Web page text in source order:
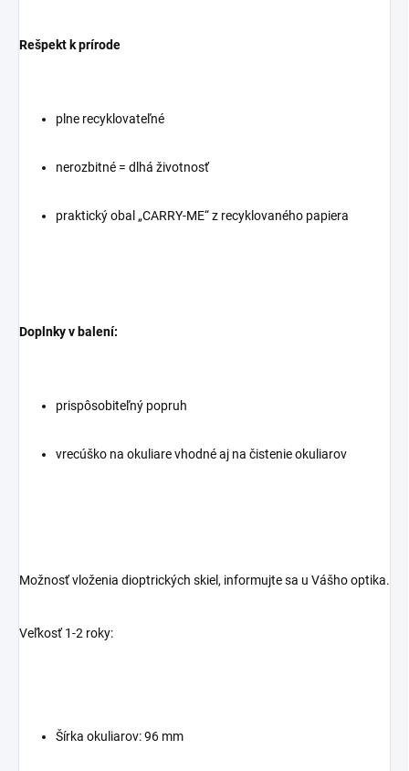
Rešpekt k prírode
plne recyklovateľné
nerozbitné = dlhá životnosť
praktický obal „CARRY-ME“ z recyklovaného papiera
Doplnky v balení:
prispôsobiteľný popruh
vrecúško na okuliare vhodné aj na čistenie okuliarov
Možnosť vloženia dioptrických skiel, informujte sa u Vášho optika.
Veľkosť 1-2 roky:
Šírka okuliarov: 96 mm